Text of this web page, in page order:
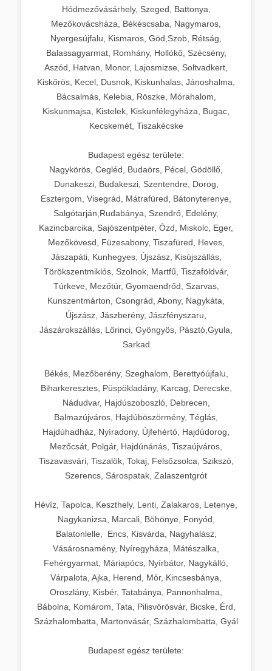
Hódmezővásárhely, Szeged, Battonya,
Mezőkovácsháza, Békéscsaba, Nagymaros,
Nyergesújfalu, Kismaros, Göd,Szob, Rétság,
Balassagyarmat, Romhány, Hollókő, Szécsény,
Aszód, Hatvan, Monor, Lajosmizse, Soltvadkert,
Kiskőrös, Kecel, Dusnok, Kiskunhalas, Jánoshalma,
Bácsalmás, Kelebia, Röszke, Mórahalom,
Kiskunmajsa, Kistelek, Kiskunfélegyháza, Bugac,
Kecskemét, Tiszakécske
Budapest egész területe:
Nagykörös, Cegléd, Budaörs, Pécel, Gödöllő,
Dunakeszi, Budakeszi, Szentendre, Dorog,
Esztergom, Visegrád, Mátrafüred, Bátonyterenye,
Salgótarján,Rudabánya, Szendrő, Edelény,
Kazincbarcika, Sajószentpéter, Ózd, Miskolc, Eger,
Mezőkövesd, Füzesabony, Tiszafüred, Heves,
Jászapáti, Kunhegyes, Újszász, Kisújszállás,
Törökszentmiklós, Szolnok, Martfű, Tiszaföldvár,
Túrkeve, Mezőtúr, Gyomaendrőd, Szarvas,
Kunszentmárton, Csongrád, Abony, Nagykáta,
Újszász, Jászberény, Jászfényszaru,
Jászárokszállás, Lőrinci, Gyöngyös, Pásztó,Gyula,
Sarkad
Békés, Mezőberény, Szeghalom, Berettyóújfalu,
Biharkeresztes, Püspökladány, Karcag, Derecske,
Nádudvar, Hajdúszoboszló, Debrecen,
Balmazújváros, Hajdúböszörmény, Téglás,
Hajdúhadház, Nyíradony, Újfehértó, Hajdúdorog,
Mezőcsát, Polgár, Hajdúnánás, Tiszaújváros,
Tiszavasvári, Tiszalök, Tokaj, Felsőzsolca, Szikszó,
Szerencs, Sárospatak, Zalaszentgrót
Hévíz, Tapolca, Keszthely, Lenti, Zalakaros, Letenye,
Nagykanizsa, Marcali, Böhönye, Fonyód,
Balatonlelle, Encs, Kisvárda, Nagyhalász,
Vásárosnamény, Nyíregyháza, Mátészalka,
Fehérgyarmat, Máriapócs, Nyírbátor, Nagykálló,
Várpalota, Ajka, Herend, Mór, Kincsesbánya,
Oroszlány, Kisbér, Tatabánya, Pannonhalma,
Bábolna, Komárom, Tata, Pilisvörösvár, Bicske, Érd,
Százhalombatta, Martonvásár, Százhalombatta, Gyál
Budapest egész területe: